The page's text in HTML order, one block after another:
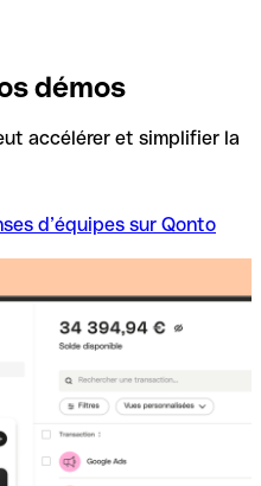
démos
accélérer et simplifier la
d’équipes sur Qonto